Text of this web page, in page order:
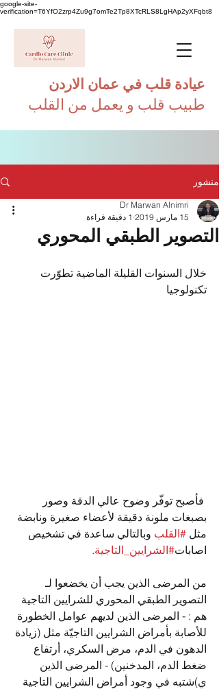
google-site-
verification=T6YfO2zrp4Zu9g7omTe2Tp8XTcRLS8LgHAp2yXFqbt8
عيادة قلب في عمان الاردن
طبيب قلب و يعمل من القلب
منشور
التصوير الطبقي المحوري
Dr Marwan Alnimri
15 مارس 2019
1 دقيقة قراءة
خلال السنوات القليلة الماضية تطوّرت
تكنولوجيا
فأصبح توفّر وضوح عالي الدقة وصور
بصبغات ملونة دقيقة لأعضاء صغيرة ونابضة
مثل #القلب وبالتالي ساعدة في تشخيص
اصابات#الشرايين_التاجية.
من المرضى الذين يجب أن يخضعوا لـ
التصوير الطبقي المحوري للشرايين التاجية
هم : - المرضى الذين لديهم عوامل الخطورة
للأصابة بأمراض الشرايين التاجيّة مثل (زيادة
الدهون في الدم، مرض السكري، أرتفاع
ضغط الدم، المدخنين) - المرضى الذين
ي)شتبه في وجود أمراض الشرايين التاجية